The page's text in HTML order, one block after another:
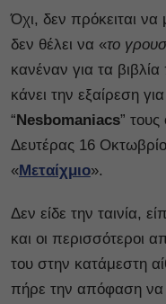
Όχι, δεν πρόκειται να
δεν θέλει να «το
κανέναν για τα
κάνει την εξαίρεση
“Nesbomaniacs”
Δευτέρας 16
«Μεταίχμιο».
Δεν είδε την ταινία,
και οι περισσότεροι
του στην κατάμεστη
πήρε την απόφαση να